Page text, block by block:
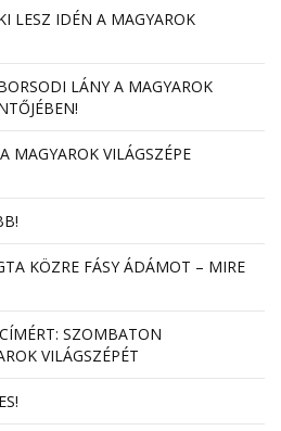
LESZ IDÉN A MAGYAROK
LÁNY A MAGYAROK
MAGYAROK VILÁGSZÉPE
KÖZRE FÁSY ÁDÁMOT – MIRE
SZOMBATON
VILÁGSZÉPÉT